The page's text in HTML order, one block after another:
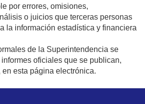
por errores, omisiones,
o juicios que terceras personas
la información estadística y financiera
de la Superintendencia se
oficiales que se publican,
esta página electrónica.